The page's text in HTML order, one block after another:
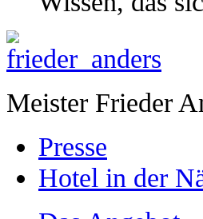
Meister Frieder
Presse
Hotel in der